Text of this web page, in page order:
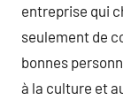
entreprise qui
seulement de
bonnes
à la culture et